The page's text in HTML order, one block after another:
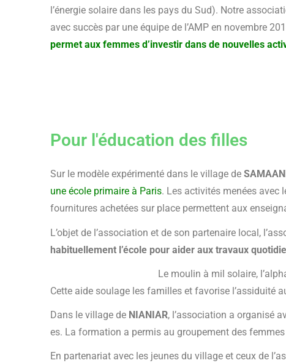
l’énergie solaire dans les pays du Sud). Notre
avec succès par une équipe de l’AMP en novembre
permet aux femmes d’investir dans de nouvelles
Pour l'éducation des filles
Sur le modèle expérimenté dans le village de
une école primaire à Paris. Les activités menées avec
fournitures achetées sur place permettent aux
L’objet de l’association et de son partenaire local,
habituellement l’école pour aider aux travaux
Le moulin à mil solaire,
Cette aide soulage les familles et favorise l’assiduité
Dans le village de NIANIAR, l’association a organisé
es. La formation a permis au groupement des
En partenariat avec les jeunes du village et ceux de